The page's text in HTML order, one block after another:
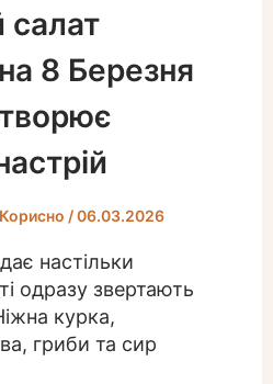
салат
8 Березня
/06.03.2026
настільки
одразу звертають
курка,
гриби та сир